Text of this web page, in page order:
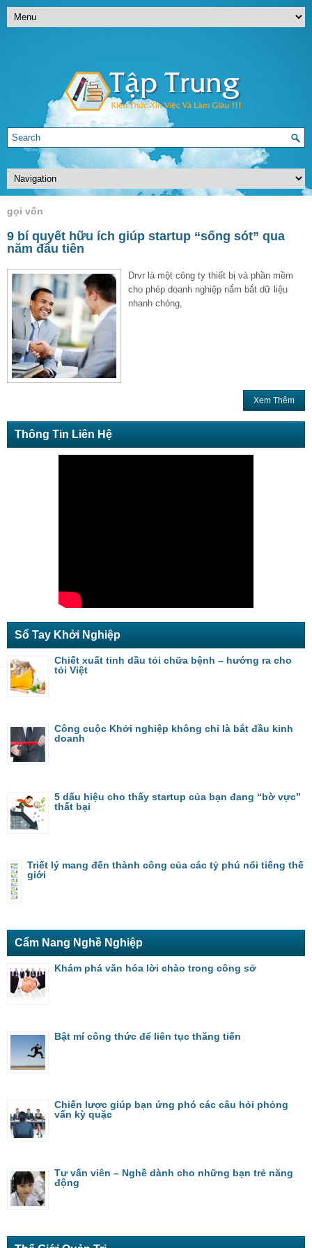
gọi vốn
9 bí quyết hữu ích giúp startup “sống sót” qua
năm đầu tiên
Drvr là một công ty thiết bị và phần mềm
cho phép doanh nghiệp nắm bắt dữ liệu
nhanh chóng,
Xem Thêm
Thông Tin Liên Hệ
Sổ Tay Khởi Nghiệp
Chiết xuất tinh dầu tỏi chữa bệnh – hướng ra cho
tỏi Việt
Công cuộc Khởi nghiệp không chỉ là bắt đầu kinh
doanh
5 dấu hiệu cho thấy startup của bạn đang “bờ vực”
thất bại
Triết lý mang đến thành công của các tỷ phú nổi tiếng thế
giới
Cẩm Nang Nghề Nghiệp
Khám phá văn hóa lời chào trong công sở
Bật mí công thức để liên tục thăng tiến
Chiến lược giúp bạn ứng phó các câu hỏi phỏng
vấn kỳ quặc
Tư vấn viên – Nghề dành cho những bạn trẻ năng
động